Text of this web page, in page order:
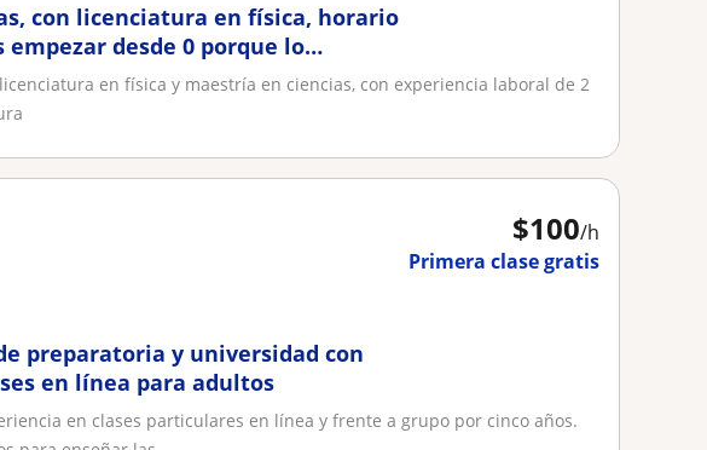
con licenciatura en física, horario
desde 0 porque lo
en física y maestría en ciencias, con experiencia laboral de 2
$100/h
Primera clase gratis
preparatoria y universidad con
en línea para adultos
en clases particulares en línea y frente a grupo por cinco años.